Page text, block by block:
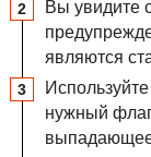
Вы увидите
являются
нужный